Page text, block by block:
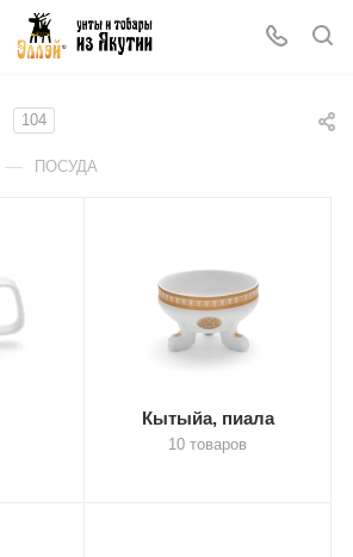
104
— ПОСУДА
Кытыйа, пиала
10 товаров